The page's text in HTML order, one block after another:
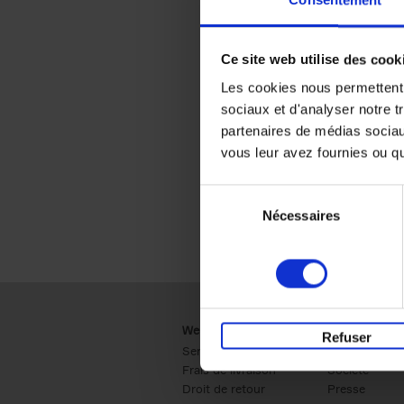
Ce site web utilise des
Les cookies nous
sociaux et d'analyser notre
partenaires de médias
vous leur avez fournies ou
Nécessaires
Refuser
Webshop
Service clients
Frais de livraison
Droit de retour
Business
Ventes
Société
Presse